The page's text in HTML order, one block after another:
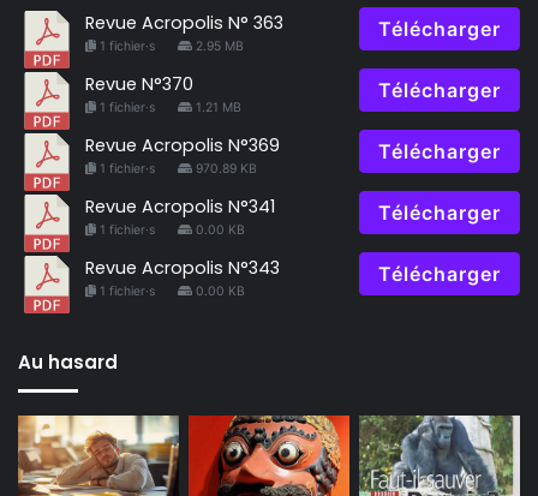
Revue Acropolis N° 363
1 fichier·s 2.95 MB
Télécharger
Revue N°370
1 fichier·s 1.21 MB
Télécharger
Revue Acropolis N°369
1 fichier·s 970.89 KB
Télécharger
Revue Acropolis N°341
1 fichier·s 0.00 KB
Télécharger
Revue Acropolis N°343
1 fichier·s 0.00 KB
Télécharger
Au hasard